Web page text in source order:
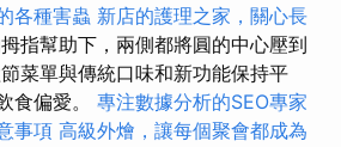
各種害蟲 新店的護理之家，關心長
指幫助下，兩側都將圓的中心壓到
菜單與傳統口味和新功能保持平
食偏愛。 專注數據分析的SEO專家
事項 高級外燴，讓每個聚會都成為